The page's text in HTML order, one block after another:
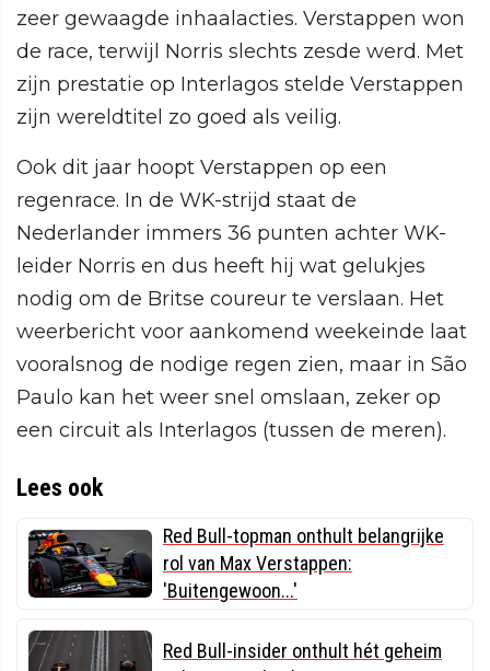
zeer gewaagde inhaalacties. Verstappen won
de race, terwijl Norris slechts zesde werd. Met
zijn prestatie op Interlagos stelde Verstappen
zijn wereldtitel zo goed als veilig.
Ook dit jaar hoopt Verstappen op een
regenrace. In de WK-strijd staat de
Nederlander immers 36 punten achter WK-
leider Norris en dus heeft hij wat gelukjes
nodig om de Britse coureur te verslaan. Het
weerbericht voor aankomend weekeinde laat
vooralsnog de nodige regen zien, maar in São
Paulo kan het weer snel omslaan, zeker op
een circuit als Interlagos (tussen de meren).
Lees ook
Red Bull-topman onthult belangrijke
rol van Max Verstappen:
'Buitengewoon...'
Red Bull-insider onthult hét geheim